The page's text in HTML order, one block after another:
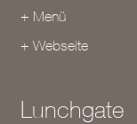
+ Menü
+ Webseite
Lunchgate